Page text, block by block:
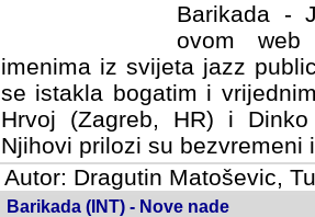
Barikada -
ovom web
imenima iz svijeta jazz
se istakla bogatim i
Hrvoj (Zagreb, HR) i
Njihovi prilozi su bezvremeni
Autor: Dragutin Matoševic,
Barikada (INT) - Nove nade